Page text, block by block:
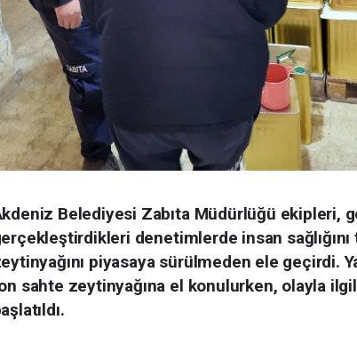
Belediyesi Zabıta Müdürlüğü ekipleri,
denetimlerde insan
piyasaya sürülmeden ele geçirdi.
sahte zeytinyağına el konulurken, olayla